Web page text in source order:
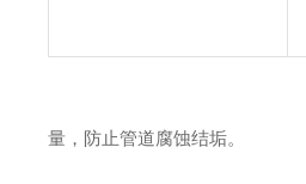
量，防止管道腐蚀结垢。